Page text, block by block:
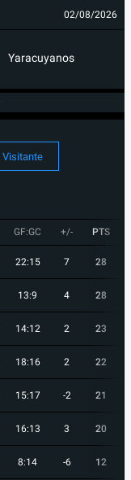
02/08/2026
Yaracuyanos
Visitante
GF:GC +/- PTS
22:15 7 28
13:9 4 28
14:12 2 23
18:16 2 22
15:17 -2 21
16:13 3 20
8:14 -6 12